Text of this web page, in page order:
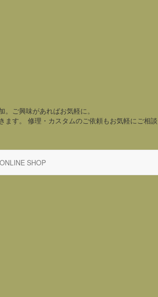
ご興味があればお気軽に。
す。 修理・カスタムのご依頼もお気軽にご相談
ONLINE SHOP